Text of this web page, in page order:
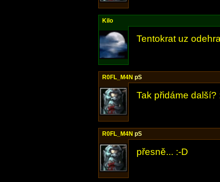
Kilo
Tentokrat uz
R0FL_M4N pS
Tak přidáme další?
R0FL_M4N pS
přesně... :-D